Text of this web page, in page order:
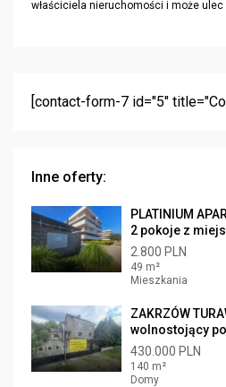
właściciela nieruchomości i może
[contact-form-7 id="5"
Inne oferty:
PLATINIUM
2 pokoje z
2.800 PLN
49 m²
Mieszkania
ZAKRZÓW
wolnostojący
430.000 PLN
140 m²
Domy